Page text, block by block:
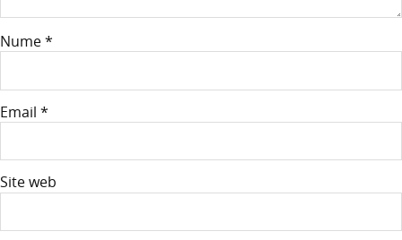
Nume*
Email *
Site web